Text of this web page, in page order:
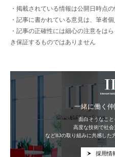
・掲載されている情報は公開日時点
・記事に書かれている意見は、筆者
・記事の正確性には細心の注意をは
き保証するものではありません
IIJ
一緒に働く仲
面白そうなこと
高度な技術で社会
などIIJの取り組みに共感した
採用情